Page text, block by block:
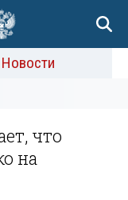
Новости
что
на